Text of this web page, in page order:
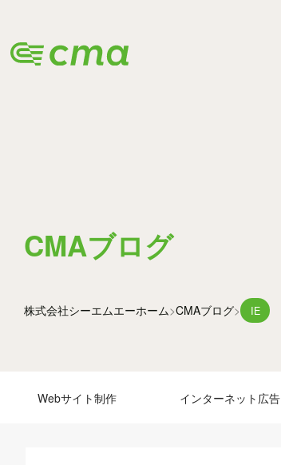
CMAブログ
株式会社シーエムエーホーム CMAブログ IE
Webサイト制作 インターネット広告